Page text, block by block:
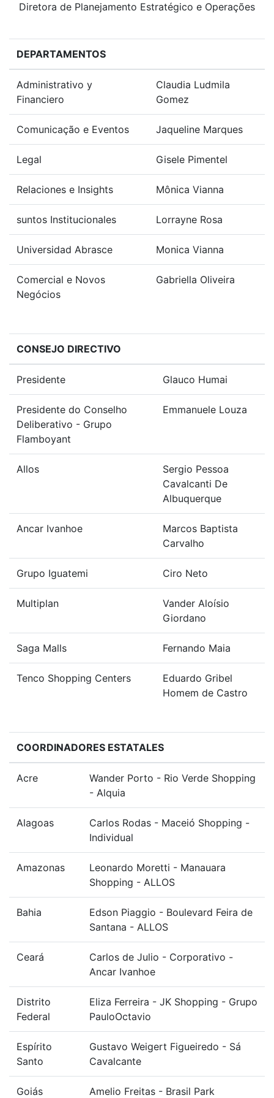
Diretora de Planejamento Estratégico e Operações
DEPARTAMENTOS
Administrativo y
Financiero
Claudia Ludmila
Gomez
Comunicação e Eventos Jaqueline Marques
Legal Gisele Pimentel
Relaciones e Insights Mônica Vianna
suntos Institucionales Lorrayne Rosa
Universidad Abrasce Monica Vianna
Comercial e Novos
Negócios
Gabriella Oliveira
CONSEJO DIRECTIVO
Presidente Glauco Humai
Presidente do Conselho
Deliberativo - Grupo
Flamboyant
Emmanuele Louza
Allos
Sergio Pessoa
Cavalcanti De
Albuquerque
Ancar Ivanhoe
Marcos Baptista
Carvalho
Grupo Iguatemi Ciro Neto
Multiplan
Vander Aloísio
Giordano
Saga Malls Fernando Maia
Tenco Shopping Centers
Eduardo Gribel
Homem de Castro
COORDINADORES ESTATALES
Acre
Wander Porto - Rio Verde Shopping
- Alquia
Alagoas
Carlos Rodas - Maceió Shopping -
Individual
Amazonas
Leonardo Moretti - Manauara
Shopping - ALLOS
Bahia
Edson Piaggio - Boulevard Feira de
Santana - ALLOS
Ceará
Carlos de Julio - Corporativo -
Ancar Ivanhoe
Distrito
Federal
Eliza Ferreira - JK Shopping - Grupo
PauloOctavio
Espírito
Santo
Gustavo Weigert Figueiredo - Sá
Cavalcante
Goiás
Amelio Freitas - Brasil Park